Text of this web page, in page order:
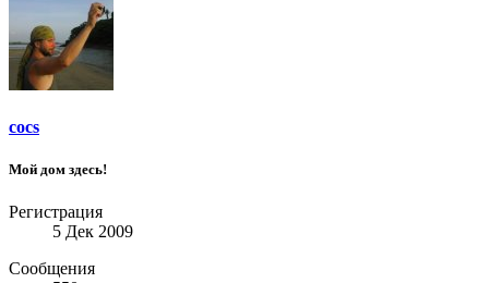
cocs
Мой дом здесь!
Регистрация
5 Дек 2009
Сообщения